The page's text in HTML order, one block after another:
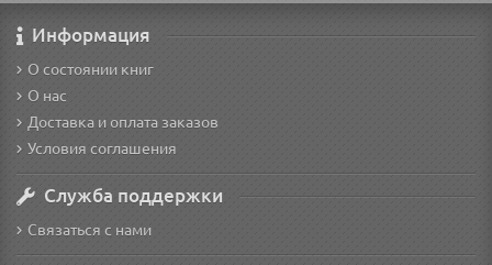
Информация
О состоянии книг
О нас
Доставка и оплата заказов
Условия соглашения
Служба поддержки
Связаться с нами